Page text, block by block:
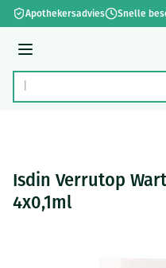
Ga naar de inhoud
Apothekersadvies Snelle
Menu
Product, merk, categorie...
Isdin Verrutop
4x0,1ml